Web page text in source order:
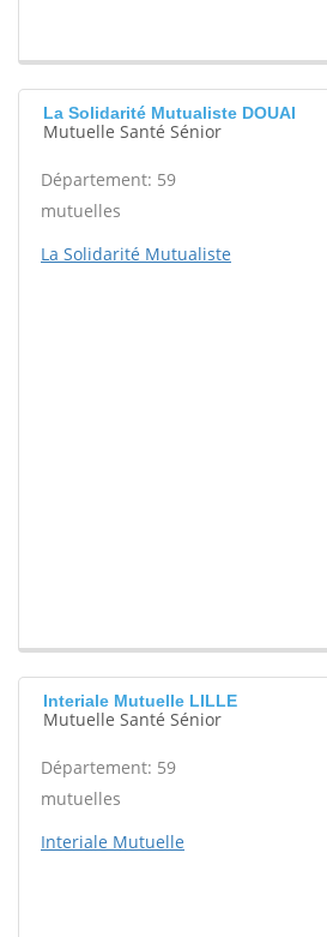
La Solidarité Mutualiste DOUAI
Mutuelle Santé Sénior
Département: 59
mutuelles
La Solidarité Mutualiste
Interiale Mutuelle LILLE
Mutuelle Santé Sénior
Département: 59
mutuelles
Interiale Mutuelle